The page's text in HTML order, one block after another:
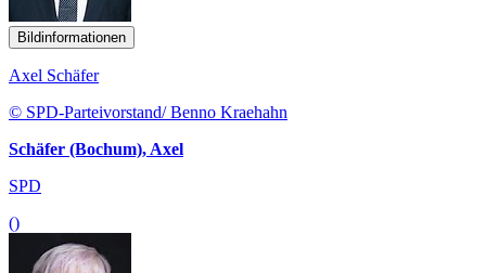
Bildinformationen
Axel Schäfer
© SPD-Parteivorstand/ Benno Kraehahn
Schäfer (Bochum), Axel
SPD
()